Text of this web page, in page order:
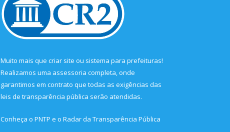
Muito mais que criar site ou sistema para prefeituras!
Realizamos uma assessoria completa, onde
garantimos em contrato que todas as exigências das
leis de transparência pública serão atendidas.
Conheça o PNTP e o Radar da Transparência Pública